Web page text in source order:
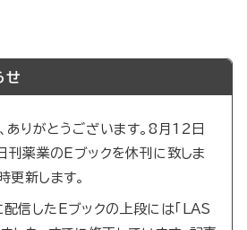
せ
りがとうございます。8月12日
日刊薬業のEブックを休刊に致しま
更新します。
したEブックの上段には「LAS